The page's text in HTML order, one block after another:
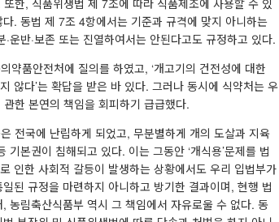
. 동법 제 7조 4항에서는 기준과 규격에 맞지 아니하는
·운반·보존 또는 진열하여서는 안된다고도 규정하고 있다.
품안전처에 질의를 하였고, ‘개고기의 건전성에 대한
않다’는 확답을 받은 바 있다. 그러나 동시에 식약처는 우
한 본연의 책임을 회피하기 급급했다.
전국에 난립하게 되었고, 무분별하게 개의 도살과 지육
본권이 침해되고 있다. 이는 그동안 ‘개식용’문제를 법
인한 사회적 갈등이 발생하는 상황에서도 우리 입법부가
된 규정을 마련하지 아니하고 방기한 결과이며, 현행 법
농림축산식품부 역시 그 책임에서 자유로울 수 없다. 동